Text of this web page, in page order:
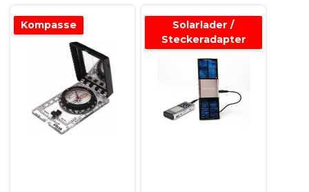
Kompasse
Solarlader /
Steckeradapter